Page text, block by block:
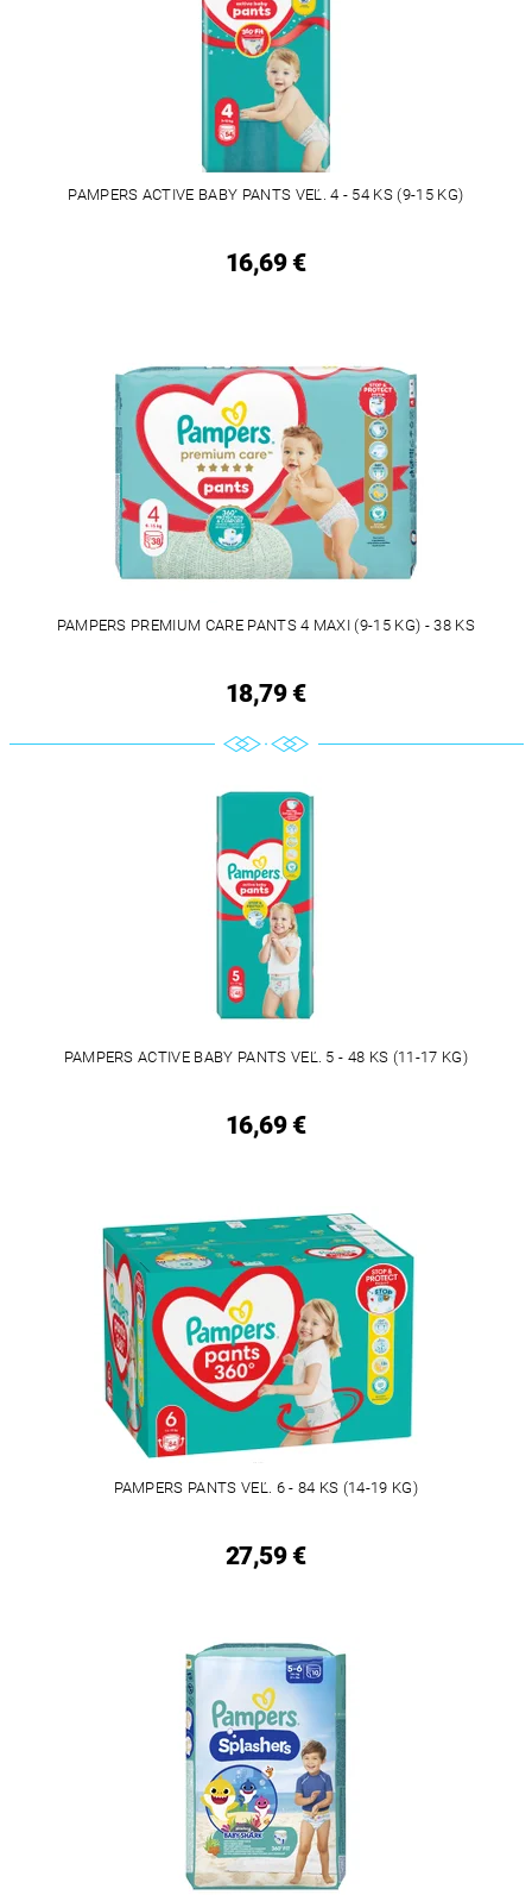
PAMPERS ACTIVE BABY PANTS VEĽ. 4 - 54 KS (9-15 KG)
16,69 €
PAMPERS PREMIUM CARE PANTS 4 MAXI (9-15 KG) - 38 KS
18,79 €
PAMPERS ACTIVE BABY PANTS VEĽ. 5 - 48 KS (11-17 KG)
16,69 €
PAMPERS PANTS VEĽ. 6 - 84 KS (14-19 KG)
27,59 €